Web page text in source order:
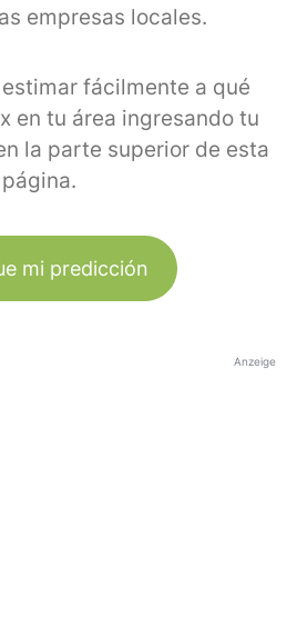
empresas locales.
fácilmente a qué
en tu área ingresando tu
la parte superior de esta
página.
mi predicción
Anzeige